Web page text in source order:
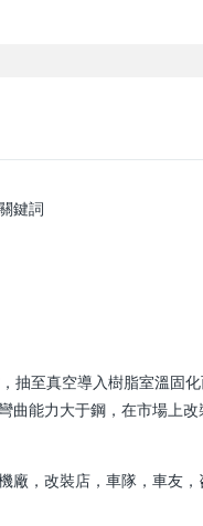
抽至真空導入樹脂室溫固
能力大于鋼，在市場上
，改裝店，車隊，車友